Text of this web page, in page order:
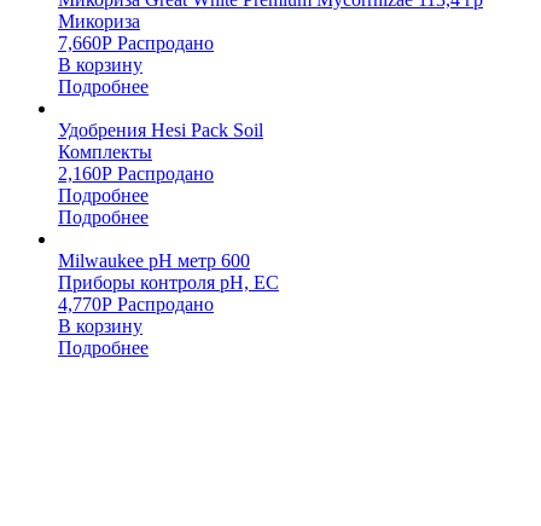
Микориза
7,660Р Распродано
В корзину
Подробнее
Удобрения Hesi Pack Soil
Комплекты
2,160Р Распродано
Подробнее
Подробнее
Milwaukee pH метр 600
Приборы контроля pH, EC
4,770Р Распродано
В корзину
Подробнее